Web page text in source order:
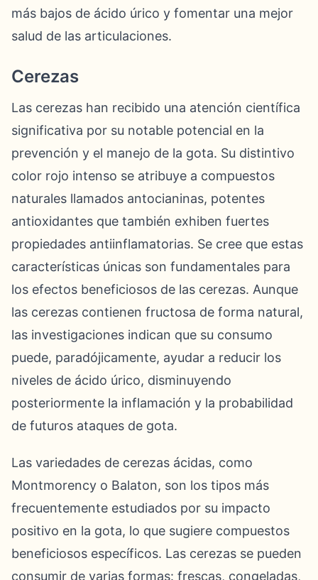
más bajos de ácido úrico y fomentar una mejor
salud de las articulaciones.
Cerezas
Las cerezas han recibido una atención científica
significativa por su notable potencial en la
prevención y el manejo de la gota. Su distintivo
color rojo intenso se atribuye a compuestos
naturales llamados antocianinas, potentes
antioxidantes que también exhiben fuertes
propiedades antiinflamatorias. Se cree que estas
características únicas son fundamentales para
los efectos beneficiosos de las cerezas. Aunque
las cerezas contienen fructosa de forma natural,
las investigaciones indican que su consumo
puede, paradójicamente, ayudar a reducir los
niveles de ácido úrico, disminuyendo
posteriormente la inflamación y la probabilidad
de futuros ataques de gota.
Las variedades de cerezas ácidas, como
Montmorency o Balaton, son los tipos más
frecuentemente estudiados por su impacto
positivo en la gota, lo que sugiere compuestos
beneficiosos específicos. Las cerezas se pueden
consumir de varias formas: frescas, congeladas,